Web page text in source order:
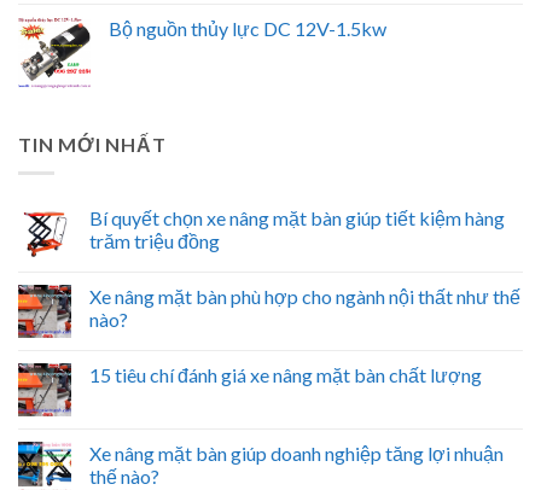
Bộ nguồn thủy lực DC 12V-1.5kw
TIN MỚI NHẤT
Bí quyết chọn xe nâng mặt bàn giúp tiết kiệm hàng
trăm triệu đồng
Xe nâng mặt bàn phù hợp cho ngành nội thất như thế
nào?
15 tiêu chí đánh giá xe nâng mặt bàn chất lượng
Xe nâng mặt bàn giúp doanh nghiệp tăng lợi nhuận
thế nào?